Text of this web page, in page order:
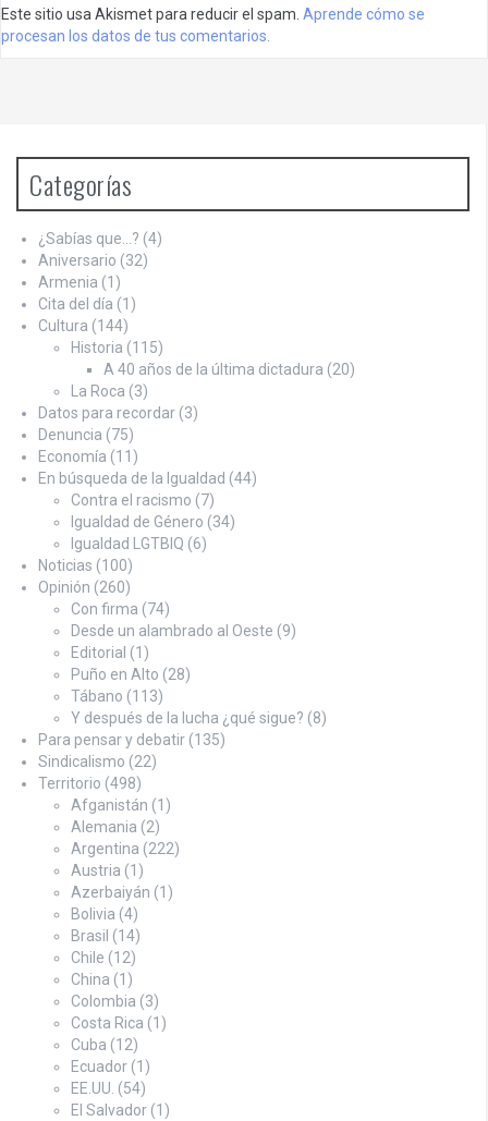
Este sitio usa Akismet para reducir el spam. Aprende cómo se
procesan los datos de tus comentarios.
Categorías
¿Sabías que…? (4)
Aniversario (32)
Armenia (1)
Cita del día (1)
Cultura (144)
Historia (115)
A 40 años de la última dictadura (20)
La Roca (3)
Datos para recordar (3)
Denuncia (75)
Economía (11)
En búsqueda de la Igualdad (44)
Contra el racismo (7)
Igualdad de Género (34)
Igualdad LGTBIQ (6)
Noticias (100)
Opinión (260)
Con firma (74)
Desde un alambrado al Oeste (9)
Editorial (1)
Puño en Alto (28)
Tábano (113)
Y después de la lucha ¿qué sigue? (8)
Para pensar y debatir (135)
Sindicalismo (22)
Territorio (498)
Afganistán (1)
Alemania (2)
Argentina (222)
Austria (1)
Azerbaiyán (1)
Bolivia (4)
Brasil (14)
Chile (12)
China (1)
Colombia (3)
Costa Rica (1)
Cuba (12)
Ecuador (1)
EE.UU. (54)
El Salvador (1)